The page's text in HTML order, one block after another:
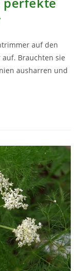
auf den
Brauchten sie
ausharren und